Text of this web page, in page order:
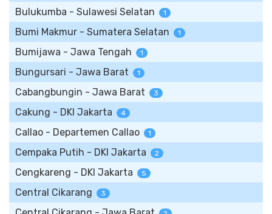
Bulukumba - Sulawesi Selatan 1
Bumi Makmur - Sumatera Selatan 1
Bumijawa - Jawa Tengah 1
Bungursari - Jawa Barat 1
Cabangbungin - Jawa Barat 3
Cakung - DKI Jakarta 4
Callao - Departemen Callao 1
Cempaka Putih - DKI Jakarta 2
Cengkareng - DKI Jakarta 5
Central Cikarang 3